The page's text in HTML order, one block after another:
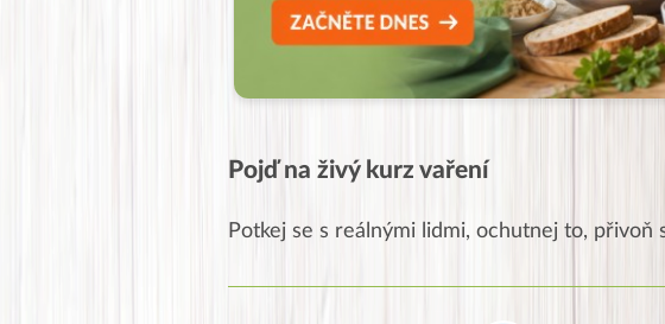
Pojď na živý kurz vaření
Potkej se s reálnými lidmi, ochutnej to, přivoň